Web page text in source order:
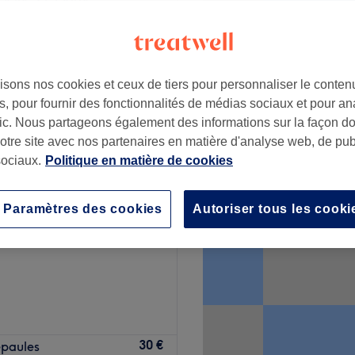
7 €
spécialisé dans
le bien-être. Nous
du bien-être
2830 avis
30 €
nos cookies et ceux de tiers pour personnaliser le
pour fournir des fonctionnalités de médias sociaux et pour
Nous partageons également des informations sur la façon
site avec nos partenaires en matière d'analyse web, de
Politique en matière de cookies
Autoriser tous les
Paramètres des cookies